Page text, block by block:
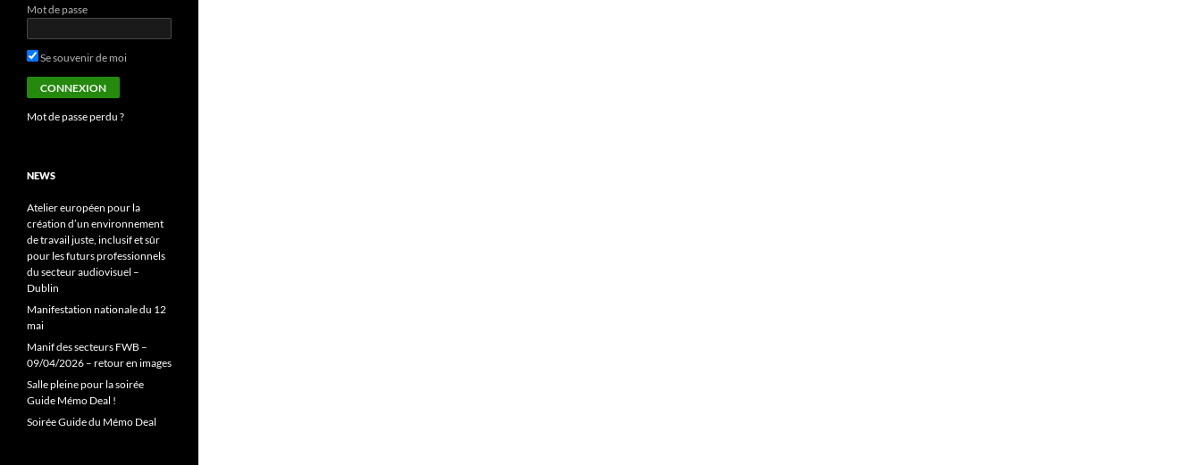
Mot de passe
Se souvenir de moi
Mot de passe perdu ?
NEWS
Atelier européen pour la
création d’un environnement
de travail juste, inclusif et sûr
pour les futurs professionnels
du secteur audiovisuel –
Dublin
Manifestation nationale du 12
mai
Manif des secteurs FWB –
09/04/2026 – retour en images
Salle pleine pour la soirée
Guide Mémo Deal !
Soirée Guide du Mémo Deal